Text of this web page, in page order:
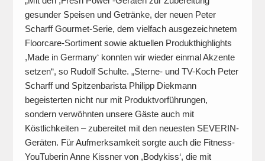
gesunder Speisen und Getränke, der neuen Peter
Scharff Gourmet-Serie, dem vielfach ausgezeichnetem
Floorcare-Sortiment sowie aktuellen Produkthighlights
,Made in Germany‘ konnten wir wieder einmal Akzente
setzen“, so Rudolf Schulte. „Sterne- und TV-Koch Peter
Scharff und Spitzenbarista Philipp Diekmann
begeisterten nicht nur mit Produktvorführungen,
sondern verwöhnten unsere Gäste auch mit
Köstlichkeiten – zubereitet mit den neuesten SEVERIN-
Geräten. Für Aufmerksamkeit sorgte auch die Fitness-
YouTuberin Anne Kissner von ,Bodykiss‘, die mit